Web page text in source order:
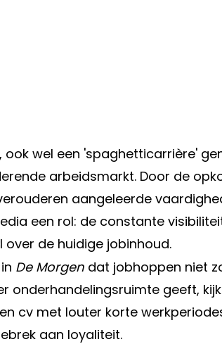
ook wel een 'spaghetticarrière'
arbeidsmarkt. Door de
aangeleerde
een rol: de constante
de huidige jobinhoud.
De Morgen dat jobhoppen niet
onderhandelingsruimte geeft,
cv met louter korte
aan loyaliteit.